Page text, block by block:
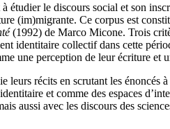
étudier le discours social et son
(im)migrante. Ce corpus est
(1992) de Marco Micone. Trois
identitaire collectif dans cette
une perception de leur écriture et
récits en scrutant les énoncés
et comme des espaces
aussi avec les discours des